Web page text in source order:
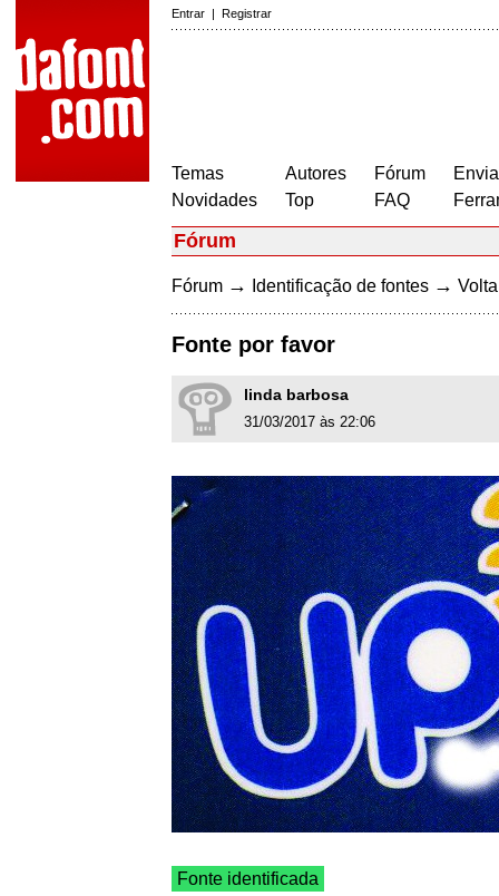
Entrar | Registrar
Temas
Novidades
Autores
Top
Fórum
FAQ
Fórum
Fórum → Identificação de fontes →
Fonte por favor
linda barbosa
31/03/2017 às 22:06
Fonte identificada